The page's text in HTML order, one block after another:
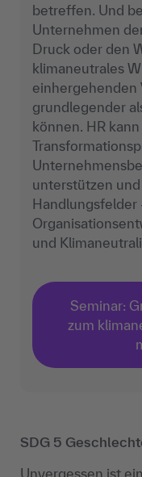
betreffen. Und
Unternehmen
Druck oder den
klimaneutrales
einhergehenden
grundlegender
können. HR
unterstützen
Handlungsfelder
und
Seminar:
zum
SDG 5
Unvergessen ist